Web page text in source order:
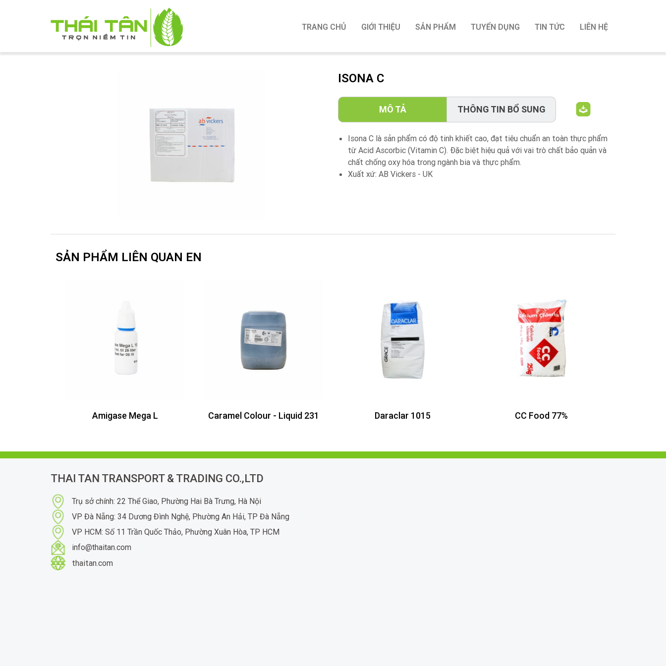
TRANG CHỦ GIỚI THIỆU SẢN PHẨM TUYỂN DỤNG TIN TỨC LIÊN HỆ
ISONA C
MÔ TẢ THÔNG TIN BỔ SUNG
Isona C là sản phẩm có độ tinh khiết cao, đạt tiêu chuẩn an toàn thực phẩm
từ Acid Ascorbic (Vitamin C). Đặc biệt hiệu quả với vai trò chất bảo quản và
chất chống oxy hóa trong ngành bia và thực phẩm.
Xuất xứ: AB Vickers - UK
SẢN PHẨM LIÊN QUAN EN
Amigase Mega L Caramel Colour - Liquid 231 Daraclar 1015 CC Food 77%
THAI TAN TRANSPORT & TRADING CO.,LTD
Trụ sở chính: 22 Thể Giao, Phường Hai Bà Trưng, Hà Nội
VP Đà Nẵng: 34 Dương Đình Nghệ, Phường An Hải, TP Đà Nẵng
VP HCM: Số 11 Trần Quốc Thảo, Phường Xuân Hòa, TP HCM
info@thaitan.com
thaitan.com